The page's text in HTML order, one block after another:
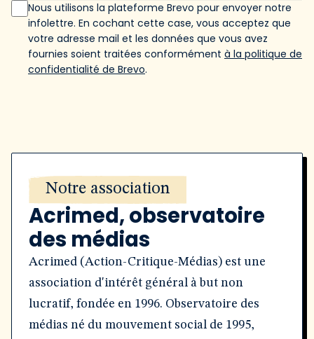
Nous utilisons la plateforme Brevo pour envoyer notre
infolettre. En cochant cette case, vous acceptez que
votre adresse mail et les données que vous avez
fournies soient traitées conformément à la politique de
confidentialité de Brevo.
Notre association
Acrimed, observatoire
des médias
Acrimed (Action-Critique-Médias) est une
association d'intérêt général à but non
lucratif, fondée en 1996. Observatoire des
médias né du mouvement social de 1995,